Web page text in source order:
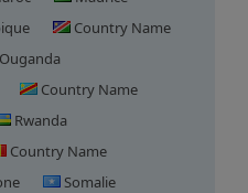
Country Name
Ouganda
Country Name
Rwanda
Country Name
Somalie